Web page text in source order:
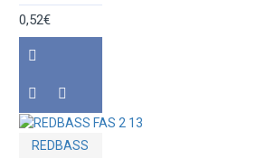
0,52€
REDBASS